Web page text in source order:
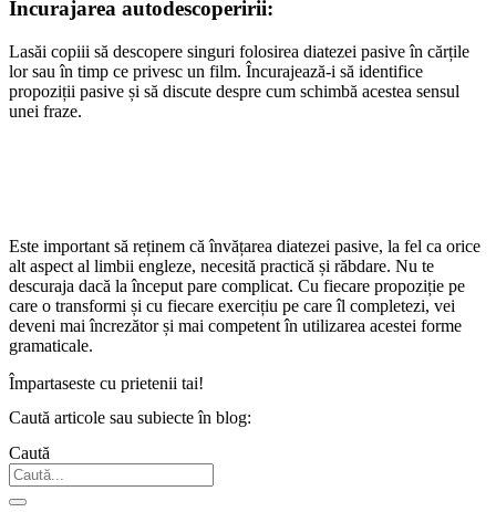
Încurajarea autodescoperirii:
Lasăi copiii să descopere singuri folosirea diatezei pasive în cărțile
lor sau în timp ce privesc un film. Încurajează-i să identifice
propoziții pasive și să discute despre cum schimbă acestea sensul
unei fraze.
Este important să reținem că învățarea diatezei pasive, la fel ca orice
alt aspect al limbii engleze, necesită practică și răbdare. Nu te
descuraja dacă la început pare complicat. Cu fiecare propoziție pe
care o transformi și cu fiecare exercițiu pe care îl completezi, vei
deveni mai încrezător și mai competent în utilizarea acestei forme
gramaticale.
Împartaseste cu prietenii tai!
Caută articole sau subiecte în blog:
Caută